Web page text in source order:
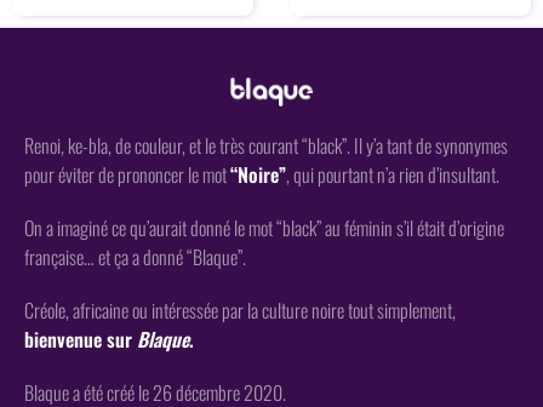
Renoi, ke-bla, de couleur, et le très courant “black”. Il y’a tant de synonymes
pour éviter de prononcer le mot“Noire”, qui pourtant n’a rien d’insultant.
On a imaginé ce qu’aurait donné le mot “black” au féminin s’il était d’origine
française… et ça a donné “Blaque”.
Créole, africaine ou intéressée par la culture noire tout simplement,
bienvenue sur Blaque.
Blaque a été créé le 26 décembre 2020.